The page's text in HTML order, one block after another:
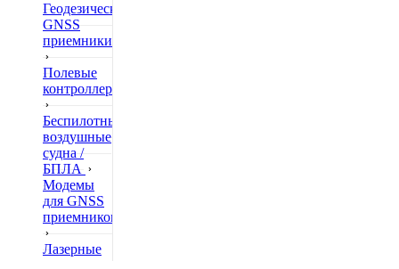
Геодезические
GNSS
приемники
Полевые
контроллеры
Беспилотные
воздушные
судна /
БПЛА
Модемы
для GNSS
приемников
Лазерные